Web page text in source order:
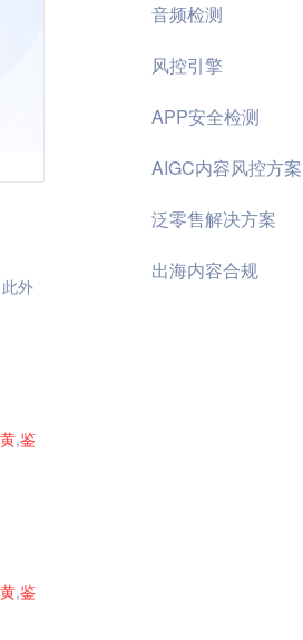
控
外
黄,鉴
黄,鉴
音频检测
风控引擎
APP安全检测
AIGC内容风控方案
泛零售解决方案
出海内容合规